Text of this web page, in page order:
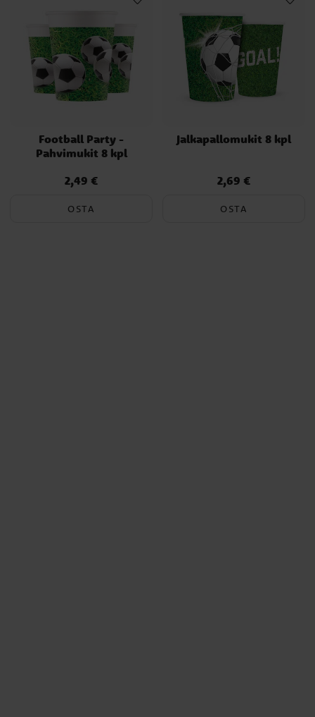
Football Party -
Pahvimukit 8 kpl
Hinta:2,49 €
2,49 €
OSTA
Jalkapallomukit 8 kpl
Hinta:2,69 €
2,69 €
OSTA